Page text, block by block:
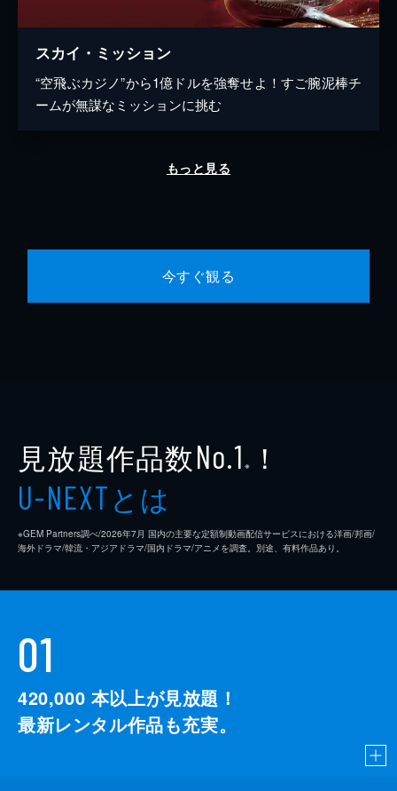
スカイ・ミッション
“空飛ぶカジノ”から1億ドルを強奪せよ！すご腕泥棒チ
ームが無謀なミッションに挑む
もっと見る
今すぐ観る
見放題作品数No.1 ※ ！
U-NEXTとは
※GEM Partners調べ/2026年7⽉ 国内の主要な定額制動画配信サービスにおける洋画/邦画/
海外ドラマ/韓流・アジアドラマ/国内ドラマ/アニメを調査。別途、有料作品あり。
01
420,000 本以上が見放題！
最新レンタル作品も充実。